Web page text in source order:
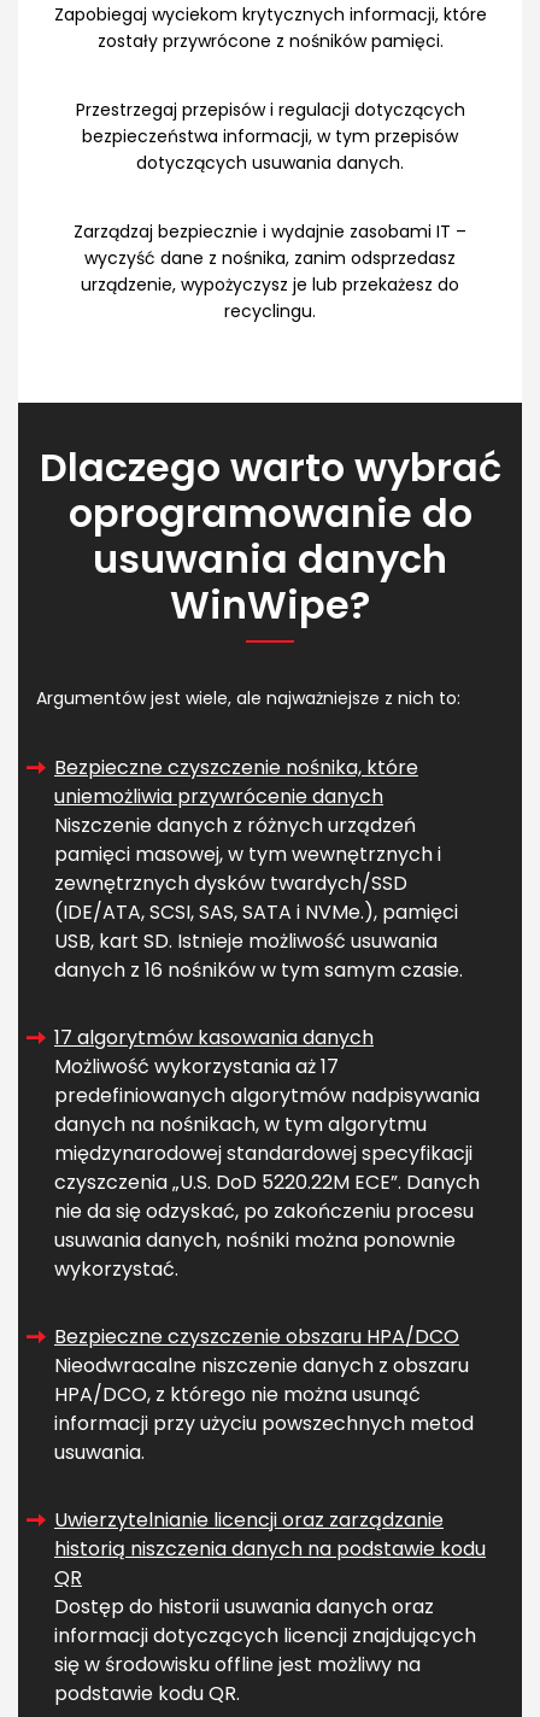
Zapobiegaj wyciekom krytycznych informacji, które
zostały przywrócone z nośników pamięci.
Przestrzegaj przepisów i regulacji dotyczących
bezpieczeństwa informacji, w tym przepisów
dotyczących usuwania danych.
Zarządzaj bezpiecznie i wydajnie zasobami IT –
wyczyść dane z nośnika, zanim odsprzedasz
urządzenie, wypożyczysz je lub przekażesz do
recyclingu.
Dlaczego warto wybrać
oprogramowanie do
usuwania danych
WinWipe?
Argumentów jest wiele, ale najważniejsze z nich to:
Bezpieczne czyszczenie nośnika, które
uniemożliwia przywrócenie danych
Niszczenie danych z różnych urządzeń
pamięci masowej, w tym wewnętrznych i
zewnętrznych dysków twardych/SSD
(IDE/ATA, SCSI, SAS, SATA i NVMe.), pamięci
USB, kart SD. Istnieje możliwość usuwania
danych z 16 nośników w tym samym czasie.
17 algorytmów kasowania danych
Możliwość wykorzystania aż 17
predefiniowanych algorytmów nadpisywania
danych na nośnikach, w tym algorytmu
międzynarodowej standardowej specyfikacji
czyszczenia „U.S. DoD 5220.22M ECE”. Danych
nie da się odzyskać, po zakończeniu procesu
usuwania danych, nośniki można ponownie
wykorzystać.
Bezpieczne czyszczenie obszaru HPA/DCO
Nieodwracalne niszczenie danych z obszaru
HPA/DCO, z którego nie można usunąć
informacji przy użyciu powszechnych metod
usuwania.
Uwierzytelnianie licencji oraz zarządzanie
historią niszczenia danych na podstawie kodu
QR
Dostęp do historii usuwania danych oraz
informacji dotyczących licencji znajdujących
się w środowisku offline jest możliwy na
podstawie kodu QR.